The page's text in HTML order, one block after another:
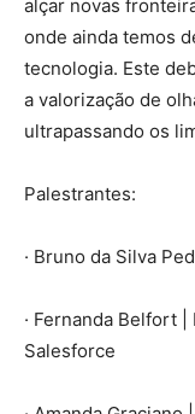
alçar novas
onde ainda temos
tecnologia. Este
a valorização de
ultrapassando os
Palestrantes:
· Bruno da Silva
· Fernanda Belfort
Salesforce